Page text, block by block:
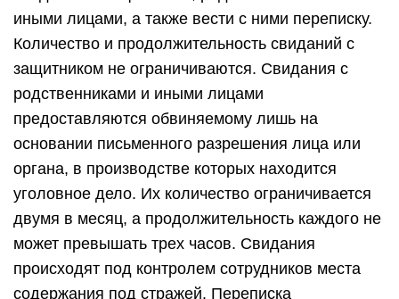
иными лицами, а также вести с ними переписку.
Количество и продолжительность свиданий с
защитником не ограничиваются. Свидания с
родственниками и иными лицами
предоставляются обвиняемому лишь на
основании письменного разрешения лица или
органа, в производстве которых находится
уголовное дело. Их количество ограничивается
двумя в месяц, а продолжительность каждого не
может превышать трех часов. Свидания
происходят под контролем сотрудников места
содержания под стражей. Переписка